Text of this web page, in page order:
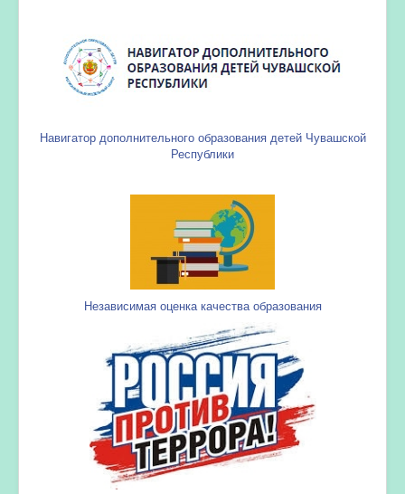
Навигатор дополнительного образования детей Чувашской
Республики
Независимая оценка качества образования